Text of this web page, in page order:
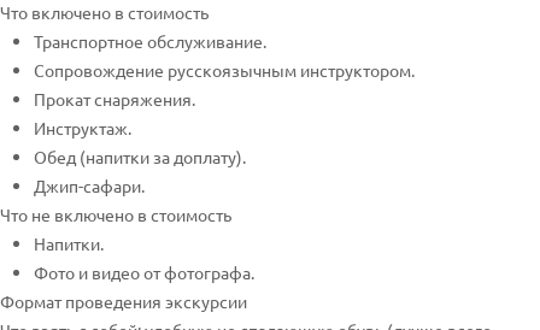
Что включено в стоимость
Транспортное обслуживание.
Сопровождение русскоязычным инструктором.
Прокат снаряжения.
Инструктаж.
Обед (напитки за доплату).
Джип-сафари.
Что не включено в стоимость
Напитки.
Фото и видео от фотографа.
Формат проведения экскурсии